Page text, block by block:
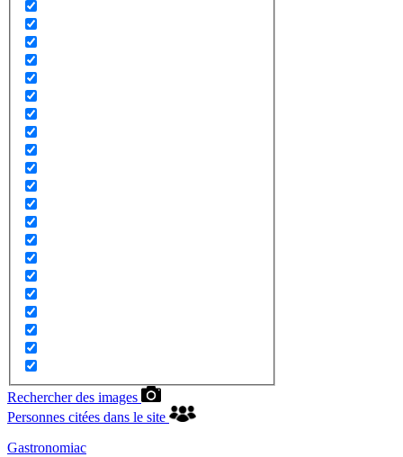
Rechercher des images
Personnes citées dans le site
Gastronomiac